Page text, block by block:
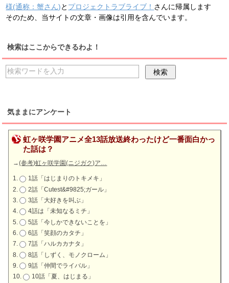
様(通称：蟹さん)と プロジェクトラブライブ！ さんに帰属します
そのため、当サイトの文章・画像は引用を含んでいます。
検索はここからできるわよ！
気ままにアンケート
虹ヶ咲学園アニメ全13話放送終わったけど一番面白かっ
た話は？
→(参考)虹ヶ咲学園(ニジガク)ア…
1話「はじまりのトキメキ」
2話「Cutest&#9825;ガール」
3話「大好きを叫ぶ」
4話は「未知なるミチ」
5話「今しかできないことを」
6話「笑顔のカタチ」
7話「ハルカカナタ」
8話「しずく、モノクローム」
9話「仲間でライバル」
10話「夏、はじまる」